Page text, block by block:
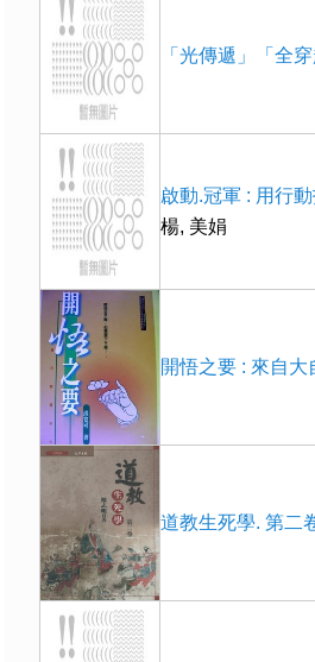
「光傳遞」「全
啟動.冠軍 : 用行
楊, 美娟
開悟之要 : 來自
道教生死學. 第二